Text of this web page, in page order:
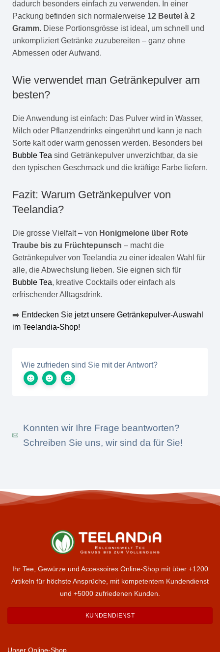
dadurch besonders einfach zu verwenden. In einer
Packung befinden sich normalerweise 12 Beutel à 2
Gramm. Diese Portionsgrösse ist ideal, um schnell und
unkompliziert Getränke zuzubereiten – ganz ohne
Abmessen oder Aufwand.
Wie verwendet man Getränkepulver am
besten?
Die Anwendung ist einfach: Das Pulver wird in Wasser,
Milch oder Pflanzendrinks eingerührt und kann je nach
Sorte kalt oder warm genossen werden. Besonders bei
Bubble Tea sind Getränkepulver unverzichtbar, da sie
den typischen Geschmack und die kräftige Farbe liefern.
Fazit: Warum Getränkepulver von
Teelandia?
Die grosse Vielfalt – von Honigmelone über Rote
Traube bis zu Früchtepunsch – macht die
Getränkepulver von Teelandia zu einer idealen Wahl für
alle, die Abwechslung lieben. Sie eignen sich für
Bubble Tea, kreative Cocktails oder einfach als
erfrischender Alltagsdrink.
➡️ Entdecken Sie jetzt unsere Getränkepulver-Auswahl
im Teelandia-Shop!
Wie zufrieden sind Sie mit der Antwort?
Konnten wir Ihre Frage beantworten?
Schreiben Sie uns, wir sind da für Sie!
Ihr Tee, Gewürze und Accessoires Online-Shop mit über +1200
Artikeln für höchste Ansprüche, mit kompetentem Kundendienst
und +5000 zufriedenen Kunden.
KUNDENDIENST
Unser Online-Shop